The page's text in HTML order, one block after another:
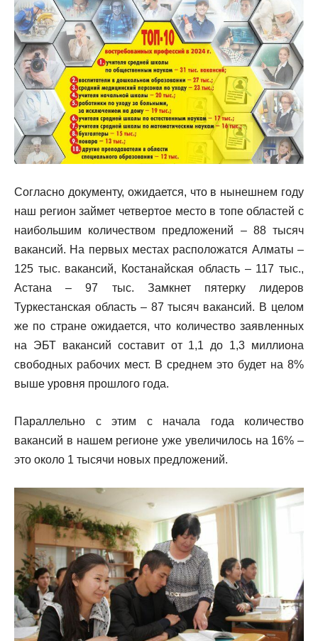
Согласно документу, ожидается, что в нынешнем году
наш регион займет четвертое место в топе областей с
наибольшим количеством предложений – 88 тысяч
вакансий. На первых местах расположатся Алматы –
125 тыс. вакансий, Костанайская область – 117 тыс.,
Астана – 97 тыс. Замкнет пятерку лидеров
Туркестанская область – 87 тысяч вакансий. В целом
же по стране ожидается, что количество заявленных
на ЭБТ вакансий составит от 1,1 до 1,3 миллиона
свободных рабочих мест. В среднем это будет на 8%
выше уровня прошлого года.
Параллельно с этим с начала года количество
вакансий в нашем регионе уже увеличилось на 16% –
это около 1 тысячи новых предложений.